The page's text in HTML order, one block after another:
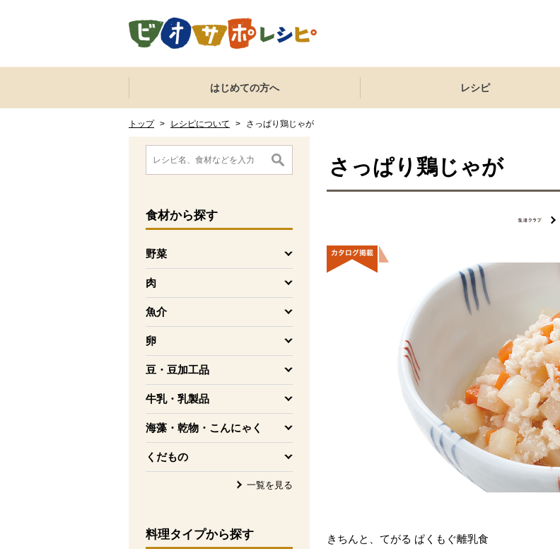
ここからサイト内共通メニューです。
サイト内共通メニューをスキップする
はじめての方へ レシピ
トップ > レシピについて > さっぱり鶏じゃが
ここから消費材検索メニューです。
食材から探す
野菜
を開く
肉
を開く
魚介
を開く
卵
を開く
豆・豆加工品
を開く
牛乳・乳製品
を開く
海藻・乾物・こんにゃく
を開く
くだもの
を開く
一覧を見る
料理タイプから探す
消費材検索メニューここまで。
ここから本文です。
さっぱり鶏じゃが
きちんと、てがる ぱくもぐ離乳食